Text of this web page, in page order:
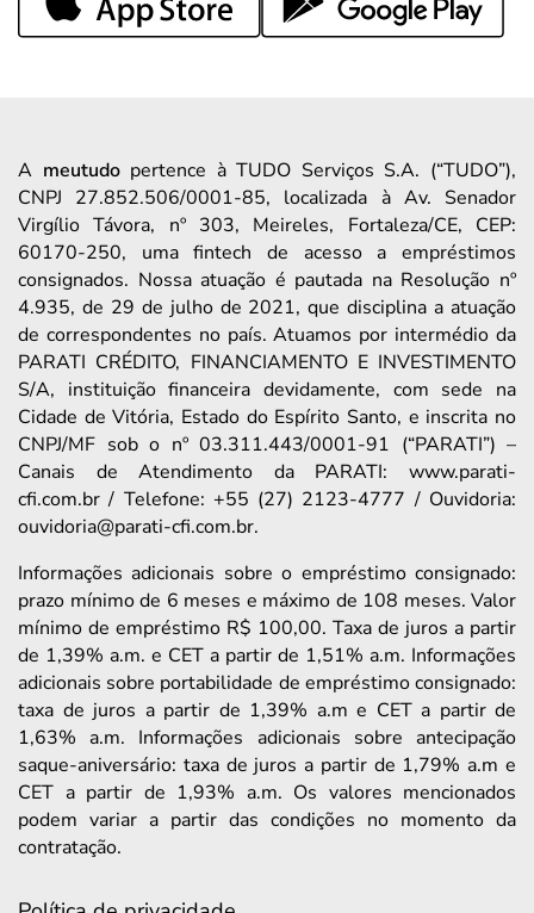
A meutudopertence à TUDO Serviços S.A. (“TUDO”),
CNPJ 27.852.506/0001-85, localizada à Av. Senador
Virgílio Távora, nº 303, Meireles, Fortaleza/CE, CEP:
60170-250, uma fintech de acesso a empréstimos
consignados. Nossa atuação é pautada na Resolução nº
4.935, de 29 de julho de 2021, que disciplina a atuação
de correspondentes no país. Atuamos por intermédio da
PARATI CRÉDITO, FINANCIAMENTO E INVESTIMENTO
S/A, instituição financeira devidamente, com sede na
Cidade de Vitória, Estado do Espírito Santo, e inscrita no
CNPJ/MF sob o nº 03.311.443/0001-91 (“PARATI”) –
Canais de Atendimento da PARATI: www.parati-
cfi.com.br / Telefone: +55 (27) 2123-4777 / Ouvidoria:
ouvidoria@parati-cfi.com.br.
Informações adicionais sobre o empréstimo consignado:
prazo mínimo de 6 meses e máximo de 108 meses. Valor
mínimo de empréstimo R$ 100,00. Taxa de juros a partir
de 1,39% a.m. e CET a partir de 1,51% a.m. Informações
adicionais sobre portabilidade de empréstimo consignado:
taxa de juros a partir de 1,39% a.m e CET a partir de
1,63% a.m. Informações adicionais sobre antecipação
saque-aniversário: taxa de juros a partir de 1,79% a.m e
CET a partir de 1,93% a.m. Os valores mencionados
podem variar a partir das condições no momento da
contratação.